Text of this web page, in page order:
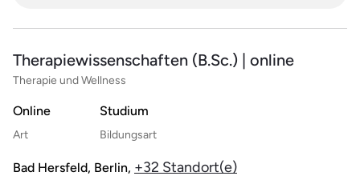
Therapiewissenschaften (B.Sc.) | online
Therapie und Wellness
Online
Art
Studium
Bildungsart
Bad Hersfeld, Berlin, +32 Standort(e)